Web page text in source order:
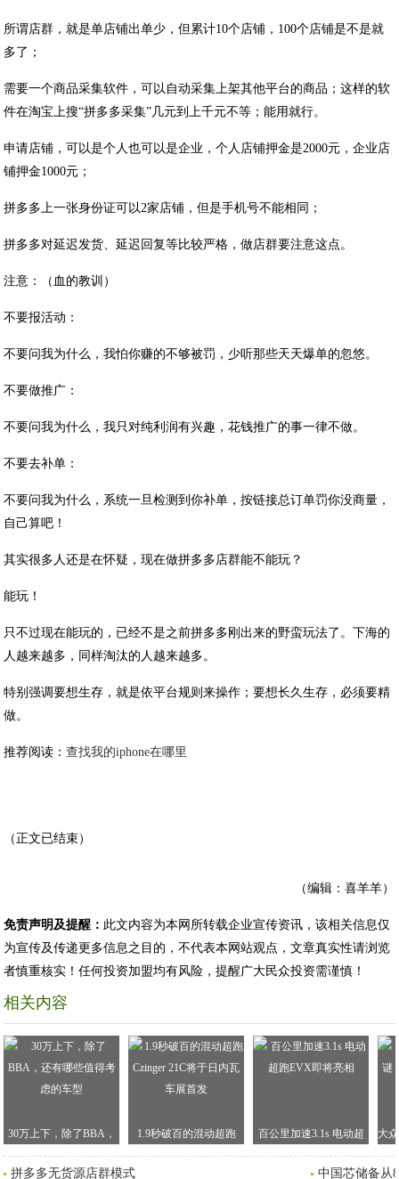
所谓店群，就是单店铺出单少，但累计10个店铺，100个店铺是不是就
多了；
需要一个商品采集软件，可以自动采集上架其他平台的商品；这样的软
件在淘宝上搜“拼多多采集”几元到上千元不等；能用就行。
申请店铺，可以是个人也可以是企业，个人店铺押金是2000元，企业店
铺押金1000元；
拼多多上一张身份证可以2家店铺，但是手机号不能相同；
拼多多对延迟发货、延迟回复等比较严格，做店群要注意这点。
注意：（血的教训）
不要报活动：
不要问我为什么，我怕你赚的不够被罚，少听那些天天爆单的忽悠。
不要做推广：
不要问我为什么，我只对纯利润有兴趣，花钱推广的事一律不做。
不要去补单：
不要问我为什么，系统一旦检测到你补单，按链接总订单罚你没商量，
自己算吧！
其实很多人还是在怀疑，现在做拼多多店群能不能玩？
能玩！
只不过现在能玩的，已经不是之前拼多多刚出来的野蛮玩法了。下海的
人越来越多，同样淘汰的人越来越多。
特别强调要想生存，就是依平台规则来操作；要想长久生存，必须要精
做。
推荐阅读：查找我的iphone在哪里
（正文已结束）
（编辑：喜羊羊）
免责声明及提醒： 此文内容为本网所转载企业宣传资讯，该相关信息仅
为宣传及传递更多信息之目的，不代表本网站观点，文章真实性请浏览
者慎重核实！任何投资加盟均有风险，提醒广大民众投资需谨慎！
相关内容
30万上下，除了BBA，
还有哪些值得考虑的车
型
1.9秒破百的混动超跑
Czinger 21C将于日内瓦
百公里加速3.1s 电动超
跑EVX即将亮相
大
价
拼多多无货源店群模式 中国芯储备从